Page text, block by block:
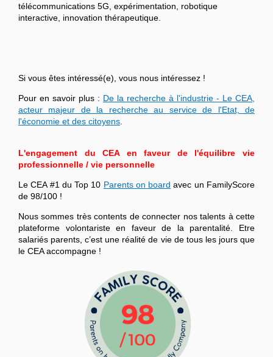
télécommunications 5G, expérimentation, robotique
interactive, innovation thérapeutique.
Si vous êtes intéressé(e), vous nous intéressez !
Pour en savoir plus : De la recherche à l'industrie - Le CEA,
acteur majeur de la recherche au service de l'Etat, de
l'économie et des citoyens
L'engagement du CEA en faveur de l'équilibre vie
professionnelle / vie personnelle
Le CEA #1 du Top 10 Parents on board avec un FamilyScore
de 98/100 !
Nous sommes très contents de connecter nos talents à cette
plateforme volontariste en faveur de la parentalité. Etre
salariés parents, c’est une réalité de vie de tous les jours que
le CEA accompagne !